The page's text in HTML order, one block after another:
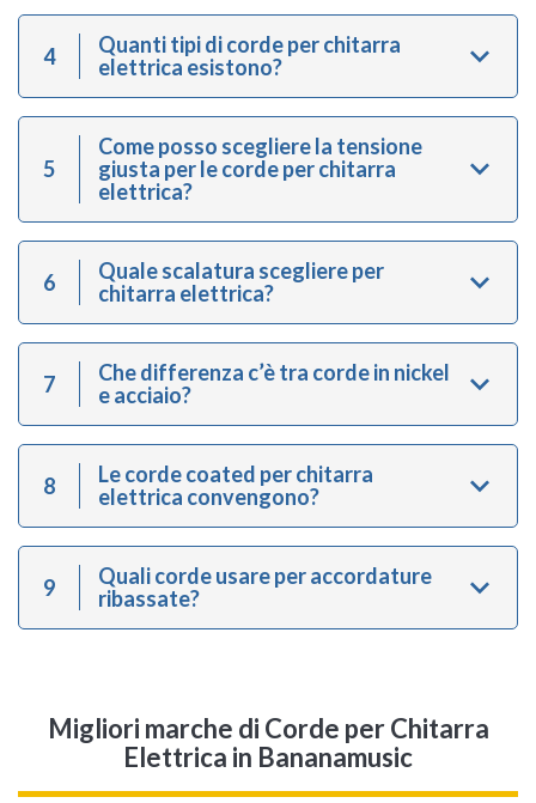
4
Quanti tipi di corde per chitarra
elettrica esistono?
5
Come posso scegliere la tensione
giusta per le corde per chitarra
elettrica?
6
Quale scalatura scegliere per
chitarra elettrica?
7
Che differenza c’è tra corde in nickel
e acciaio?
8
Le corde coated per chitarra
elettrica convengono?
9
Quali corde usare per accordature
ribassate?
Migliori marche di Corde per Chitarra
Elettrica in Bananamusic